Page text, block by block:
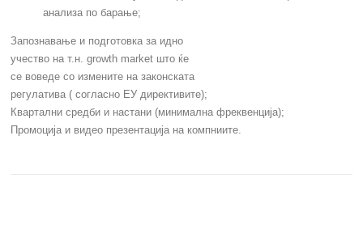
анализа по барање;
Запознавање и подготовка за идно
учество на т.н. growth market што ќе
се воведе со измените на законската
регулатива ( согласно ЕУ директивите);
Квартални средби и настани (минимална фреквенција);
Промоција и видео презентација на компниите.